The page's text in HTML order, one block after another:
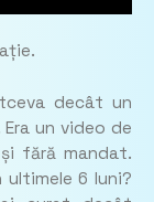
decât un
un video de
fără mandat.
6 luni?